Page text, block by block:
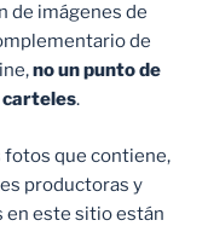
de imágenes de
de
no un punto de
carteles.
fotos que contiene,
productoras y
en este sitio están